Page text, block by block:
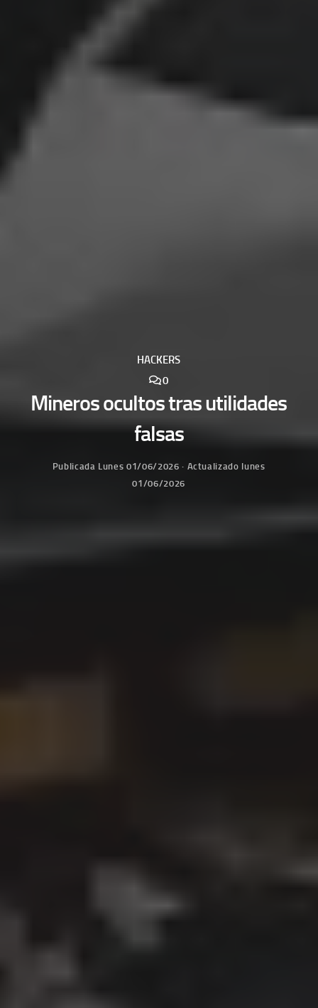
HACKERS
0
Mineros ocultos tras utilidades
falsas
Publicada Lunes 01/06/2026 · Actualizado lunes
01/06/2026